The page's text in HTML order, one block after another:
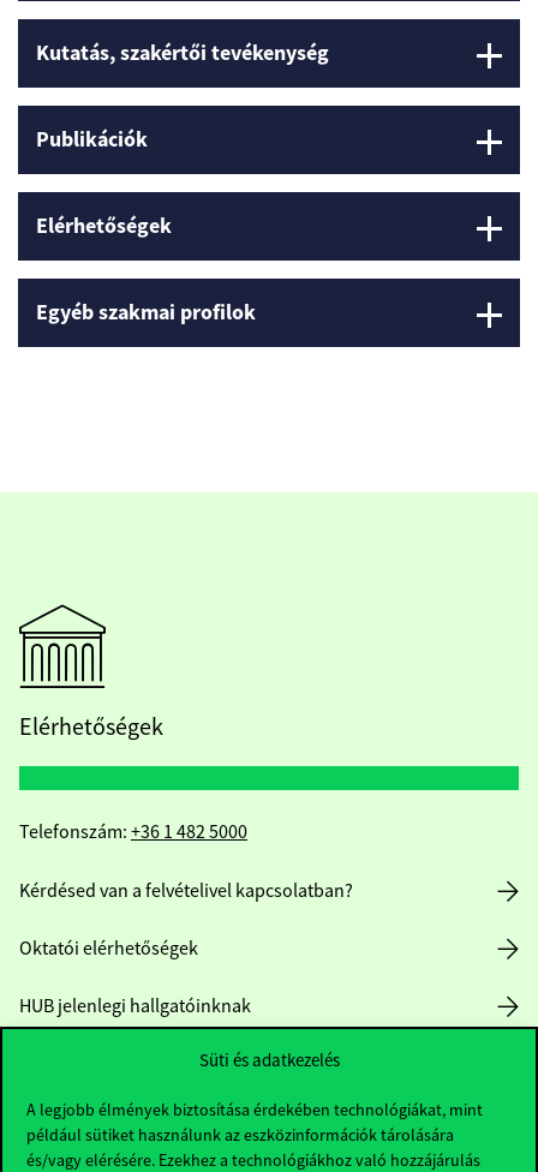
Süti és adatkezelés
A legjobb élmények biztosítása érdekében technológiákat, mint
például sütiket használunk az eszközinformációk tárolására
és/vagy elérésére. Ezekhez a technológiákhoz való hozzájárulás
Kutatás, szakértői tevékenység
Publikációk
Elérhetőségek
Egyéb szakmai profilok
Elérhetőségek
Telefonszám: +36 1 482 5000
Kérdésed van a felvételivel kapcsolatban?
Oktatói elérhetőségek
HUB jelenlegi hallgatóinknak
press@uni-corvinus.hu